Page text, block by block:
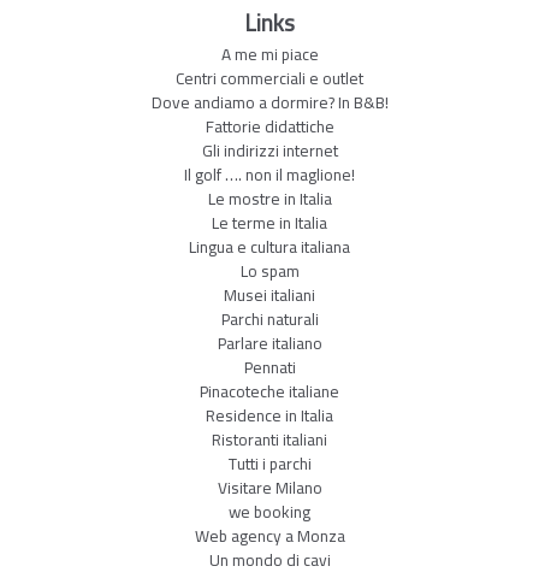
Links
A me mi piace
Centri commerciali e outlet
Dove andiamo a dormire? In B&B!
Fattorie didattiche
Gli indirizzi internet
Il golf …. non il maglione!
Le mostre in Italia
Le terme in Italia
Lingua e cultura italiana
Lo spam
Musei italiani
Parchi naturali
Parlare italiano
Pennati
Pinacoteche italiane
Residence in Italia
Ristoranti italiani
Tutti i parchi
Visitare Milano
we booking
Web agency a Monza
Un mondo di cavi